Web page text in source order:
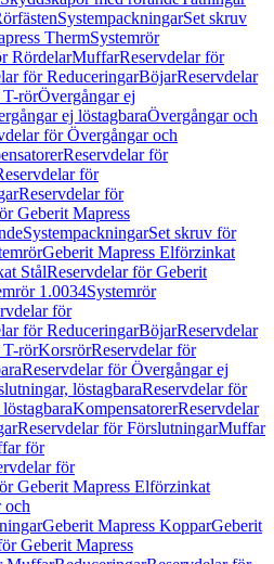
SystempackningarSet skruv
ThermSystemrör
RördelarMuffarReservdelar för
för ReduceringarBöjarReservdelar
T-rörÖvergångar ej
ej löstagbaraÖvergångar och
för Övergångar och
Reservdelar för
för
Reservdelar för
Geberit Mapress
SystempackningarSet skruv för
Geberit Mapress Elförzinkat
StålReservdelar för Geberit
1.0034Systemrör
för
för ReduceringarBöjarReservdelar
T-rörKorsrörReservdelar för
Reservdelar för Övergångar ej
löstagbaraReservdelar för
KompensatorerReservdelar
Reservdelar för FörslutningarMuffar
för
för
Geberit Mapress Elförzinkat
och
Geberit Mapress KopparGeberit
Geberit Mapress